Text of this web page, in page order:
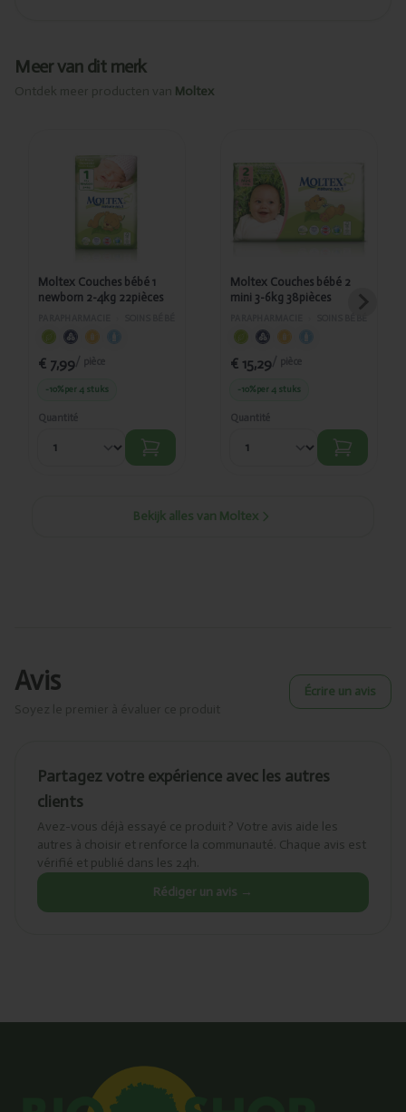
Meer van dit merk
Ontdek meer producten van Moltex
Couches
bébé 1
newborn 2-
Moltex Couches bébé 1
newborn 2-4kg 22pièces
€ 7,99/ pièce
-10%per 4 stuks
Quantité
Moltex
Couches
bébé 2 mini
3-6kg
38pièces
Moltex Couches bébé 2
mini 3-6kg 38pièces
€ 15,29/ pièce
-10%per 4 stuks
Quantité
Bekijk alles van Moltex
Avis Écrire un avis
Partagez votre expérience avec les autres
clients
Avez-vous déjà essayé ce produit ? Votre avis aide les
autres à choisir et renforce la communauté. Chaque avis est
vérifié et publié dans les 24h.
Rédiger un avis →